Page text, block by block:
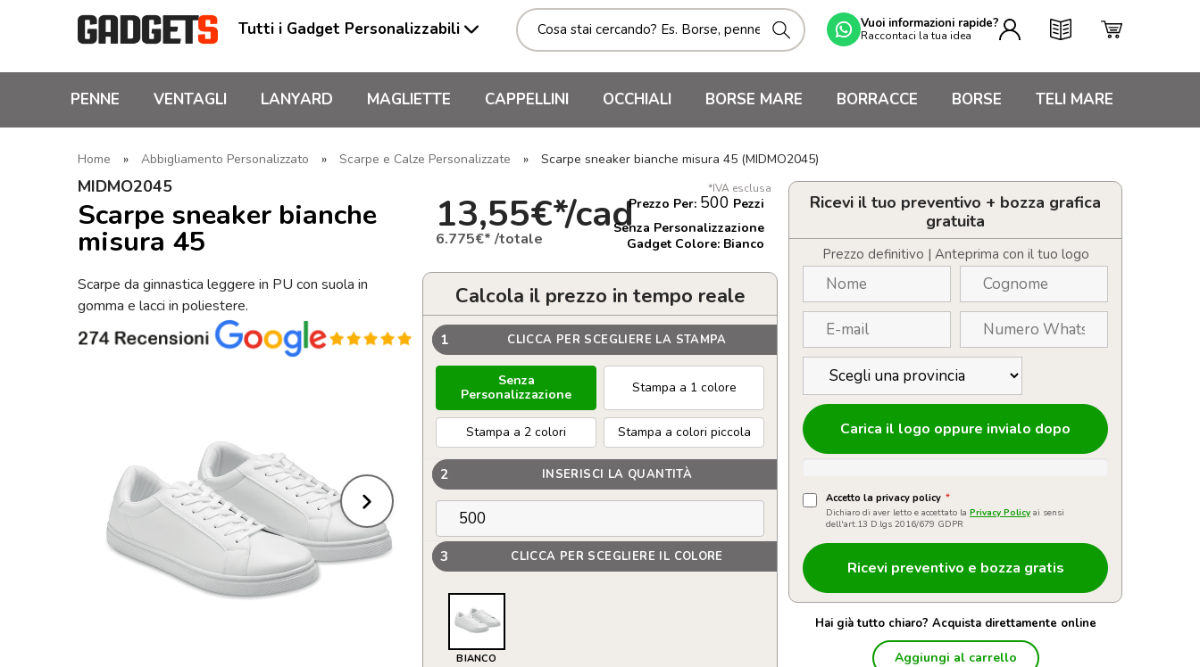
Tutti i Gadget Personalizzabili Vuoi informazioni rapide?
Raccontaci la tua idea
PENNE VENTAGLI LANYARD MAGLIETTE CAPPELLINI OCCHIALI BORSE MARE BORRACCE BORSE TELI MARE
Home » Abbigliamento Personalizzato » Scarpe e Calze Personalizzate » Scarpe sneaker bianche misura 45 (MIDMO2045)
MIDMO2045
Scarpe sneaker bianche
misura 45
Scarpe da ginnastica leggere in PU con suola in
gomma e lacci in poliestere.
*IVA esclusa
13,55€*/cad
6.775€* /totale
Prezzo Per: 500 Pezzi
Senza Personalizzazione
Gadget Colore: Bianco
Calcola il prezzo in tempo reale
1 CLICCA PER SCEGLIERE LA STAMPA
Senza
Personalizzazione
Stampa a 1 colore
Stampa a 2 colori Stampa a colori piccola
2 INSERISCI LA QUANTITÀ
3 CLICCA PER SCEGLIERE IL COLORE
BIANCO
Ricevi il tuo preventivo + bozza grafica
gratuita
Prezzo definitivo | Anteprima con il tuo logo
Carica il logo oppure invialo dopo
Accetto la privacy policy *
Dichiaro di aver letto e accettato la Privacy Policy ai sensi
dell'art.13 D.lgs 2016/679 GDPR
Hai già tutto chiaro? Acquista direttamente online
Aggiungi al carrello